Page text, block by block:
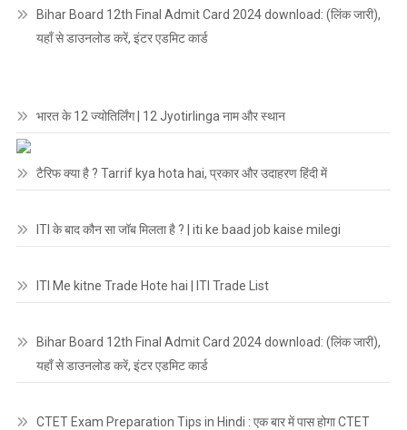
Bihar Board 12th Final Admit Card 2024 download: (लिंक जारी),
यहाँ से डाउनलोड करें, इंटर एडमिट कार्ड
भारत के 12 ज्योतिर्लिंग | 12 Jyotirlinga नाम और स्थान
टैरिफ क्या है ? Tarrif kya hota hai, प्रकार और उदाहरण हिंदी में
ITI के बाद कौन सा जॉब मिलता है ? | iti ke baad job kaise milegi
ITI Me kitne Trade Hote hai | ITI Trade List
Bihar Board 12th Final Admit Card 2024 download: (लिंक जारी),
यहाँ से डाउनलोड करें, इंटर एडमिट कार्ड
CTET Exam Preparation Tips in Hindi : एक बार में पास होगा CTET